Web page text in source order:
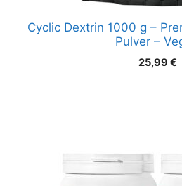
Cyclic Dextrin 1000 g –
Pulver –
25,99 €